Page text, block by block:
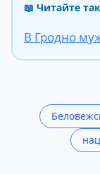
📖 Читайте
В Гродно